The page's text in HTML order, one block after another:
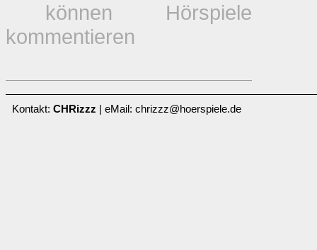
können Hörspiele
kommentieren
Kontakt: CHRizzz | eMail: chrizzz@hoerspiele.de